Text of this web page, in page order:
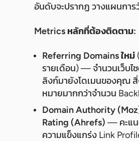
อันดับจะปรากฏ วางแผนกา
Metrics หลักที่ต้องติดตาม:
Referring Domains ใหม่
รายเดือน) — จำนวนเว็บไ
ลิงก์มายังโดเมนของคุณ
หมายมากกว่าจำนวน
Domain Authority
Rating (Ahrefs) — คะแน
ความแข็งแกร่ง Link